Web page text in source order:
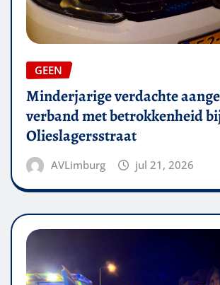
GEEN
Minderjarige verdachte
verband met betrokkenheid
Olieslagersstraat
AVLimburg jul 21, 2026